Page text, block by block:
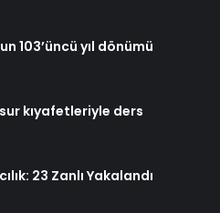
103’üncü yıl dönümü
kıyafetleriyle ders
23 Zanlı Yakalandı